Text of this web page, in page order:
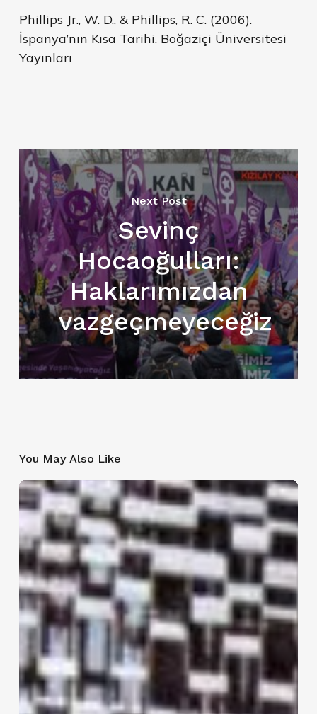
Phillips Jr., W. D., & Phillips, R. C. (2006).
İspanya’nın Kısa Tarihi. Boğaziçi Üniversitesi
Yayınları
Next Post
Sevinç
Hocaoğulları:
Haklarımızdan
vazgeçmeyeceğiz
You May Also Like